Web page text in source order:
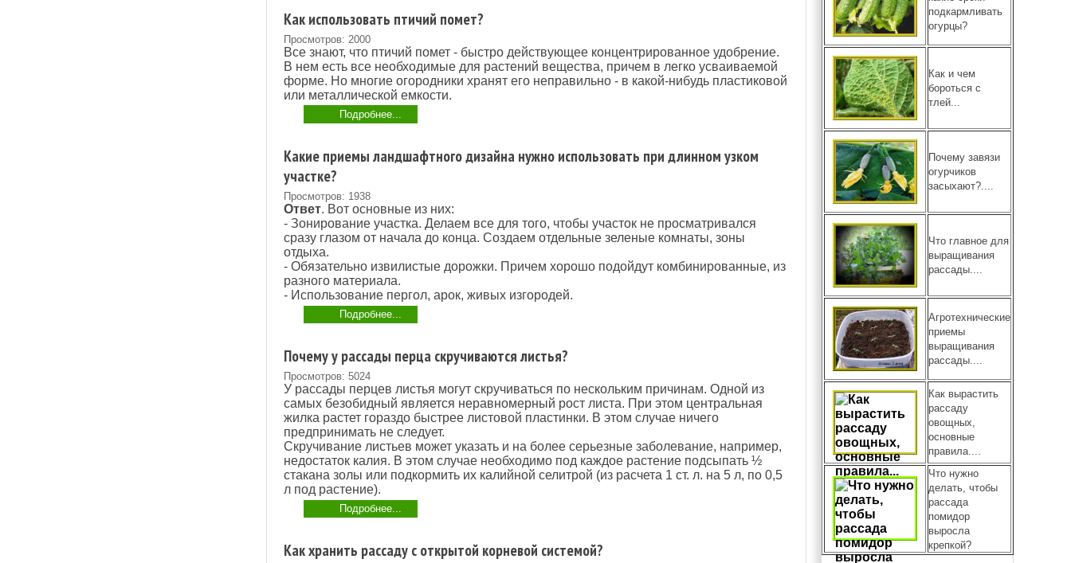
Как использовать птичий помет?
Просмотров: 2000
Все знают, что птичий помет - быстро действующее концент­рированное удобрение.
В нем есть все необходимые для рас­тений вещества, причем в легко усваиваемой
форме. Но многие огородники хранят его непра­вильно - в какой-нибудь пласти­ковой
или металлической емкости.
Подробнее...
Какие приемы ландшафтного дизайна нужно использовать при длинном узком
участке?
Просмотров: 1938
Ответ. Вот основные из них:
- Зонирование участка. Делаем все для того, чтобы участок не просматривался
сразу глазом от начала до конца. Создаем отдельные зеленые комнаты, зоны
отдыха.
- Обязательно извилистые дорожки. Причем хорошо подойдут комбинированные, из
разного материала.
- Использование пергол, арок, живых изгородей.
Подробнее...
Почему у рассады перца скручиваются листья?
Просмотров: 5024
У рассады перцев листья могут скручиваться по нескольким причинам. Одной из
самых безобидный является неравномерный рост листа. При этом центральная
жилка растет гораздо быстрее листовой пластинки. В этом случае ничего
предпринимать не следует.
Скручивание листьев может указать и на более серьезные заболевание, например,
недостаток калия. В этом случае необходимо под каждое растение подсыпать ½
стакана золы или подкормить их калийной селитрой (из расчета 1 ст. л. на 5 л, по 0,5
л под растение).
Подробнее...
Как хранить рассаду с открытой корневой системой?
подкармливать
огурцы?
Как и чем
бороться с
тлей...
Почему завязи
огурчиков
засыхают?....
Что главное для
выращивания
рассады....
Агротехнические
приемы
выращивания
рассады....
Как вырастить
рассаду
овощных,
основные
правила....
Что нужно
делать, чтобы
рассада
помидор
выросла
крепкой?